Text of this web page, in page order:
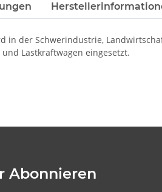
in der Schwerindustrie,
Lastkraftwagen eingesetzt.
Abonnieren